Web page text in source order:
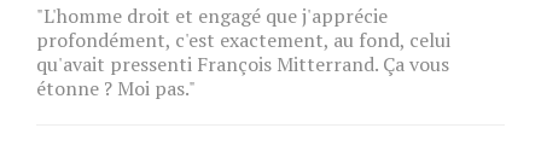
"L'homme droit et engagé que j'apprécie
profondément, c'est exactement, au fond, celui
qu'avait pressenti François Mitterrand. Ça vous
étonne ? Moi pas."